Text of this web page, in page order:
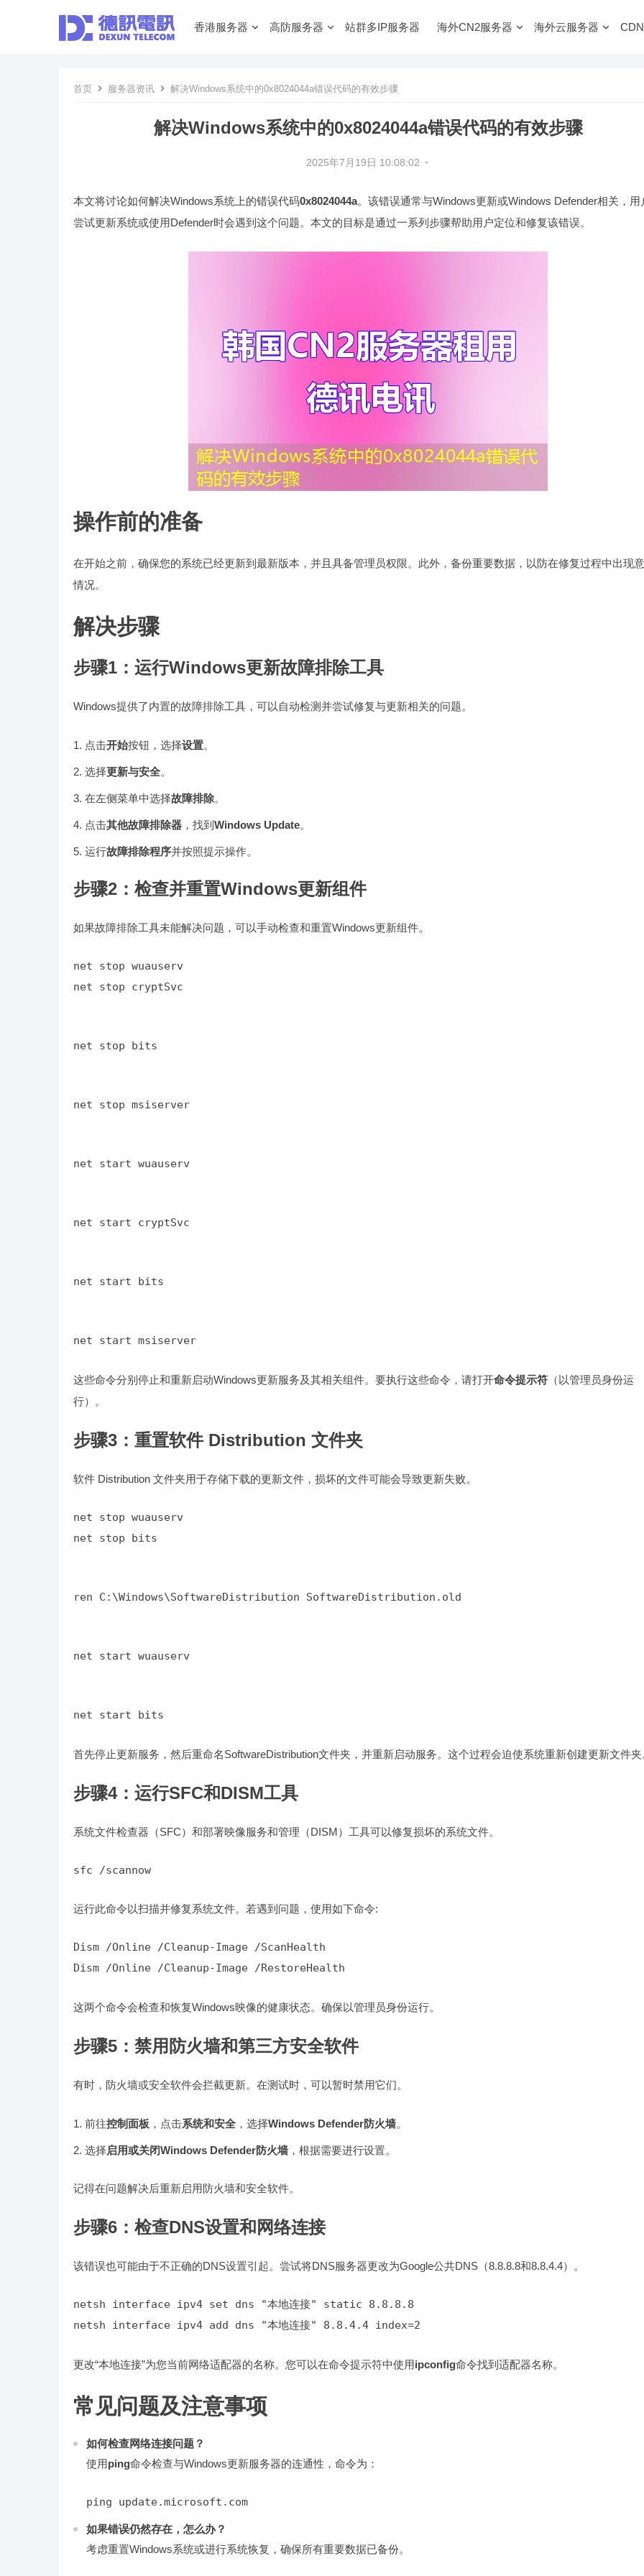
香港服务器 高防服务器 站群多IP服务器 海外CN2服务器 海外云服务器 CDN
首页 服务器资讯 解决Windows系统中的0x8024044a错误代码的有效步骤
解决Windows系统中的0x8024044a错误代码的有效步骤
2025年7月19日 10:08:02 •
本文将讨论如何解决Windows系统上的错误代码0x8024044a。该错误通常与Windows更新或Windows Defender相关，用
尝试更新系统或使用Defender时会遇到这个问题。本文的目标是通过一系列步骤帮助用户定位和修复该错误。
操作前的准备
在开始之前，确保您的系统已经更新到最新版本，并且具备管理员权限。此外，备份重要数据，以防在修复过程中出现
情况。
解决步骤
步骤1：运行Windows更新故障排除工具
Windows提供了内置的故障排除工具，可以自动检测并尝试修复与更新相关的问题。
点击开始按钮，选择设置。
选择更新与安全。
在左侧菜单中选择故障排除。
点击其他故障排除器 ，找到 Windows Update。
运行故障排除程序并按照提示操作。
步骤2：检查并重置Windows更新组件
如果故障排除工具未能解决问题，可以手动检查和重置Windows更新组件。
net stop cryptSvc
net stop bits
net stop msiserver
net start wuauserv
net start cryptSvc
net start bits
net start msiserver
这些命令分别停止和重新启动Windows更新服务及其相关组件。要执行这些命令，请打开命令提示符 （以管理员身份运
行）。
步骤3：重置软件 Distribution 文件夹
软件 Distribution 文件夹用于存储下载的更新文件，损坏的文件可能会导致更新失败。
net stop bits
ren C:\Windows\SoftwareDistribution SoftwareDistribution.old
net start wuauserv
net start bits
首先停止更新服务，然后重命名SoftwareDistribution文件夹，并重新启动服务。这个过程会迫使系统重新创建更新文件夹
步骤4：运行SFC和DISM工具
系统文件检查器（SFC）和部署映像服务和管理（DISM）工具可以修复损坏的系统文件。
sfc /scannow
运行此命令以扫描并修复系统文件。若遇到问题，使用如下命令:
Dism /Online /Cleanup-Image /RestoreHealth
这两个命令会检查和恢复Windows映像的健康状态。确保以管理员身份运行。
步骤5：禁用防火墙和第三方安全软件
有时，防火墙或安全软件会拦截更新。在测试时，可以暂时禁用它们。
前往控制面板 ，点击系统和安全 ，选择Windows Defender防火墙。
选择启用或关闭Windows Defender防火墙，根据需要进行设置。
记得在问题解决后重新启用防火墙和安全软件。
步骤6：检查DNS设置和网络连接
该错误也可能由于不正确的DNS设置引起。尝试将DNS服务器更改为Google公共DNS（8.8.8.8和8.8.4.4）。
netsh interface ipv4 add dns "本地连接" 8.8.4.4 index=2
更改“本地连接”为您当前网络适配器的名称。您可以在命令提示符中使用ipconfig命令找到适配器名称。
常见问题及注意事项
如何检查网络连接问题？
使用ping命令检查与Windows更新服务器的连通性，命令为：
ping update.microsoft.com
如果错误仍然存在，怎么办？
考虑重置Windows系统或进行系统恢复，确保所有重要数据已备份。